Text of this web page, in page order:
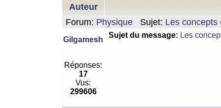
Auteur
Forum: Physique Sujet: Les concepts
Gilgamesh
Sujet du message: Les
Réponses:
17
Vus:
299606